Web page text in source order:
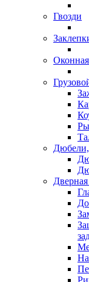
Гвозди
Дюбели,